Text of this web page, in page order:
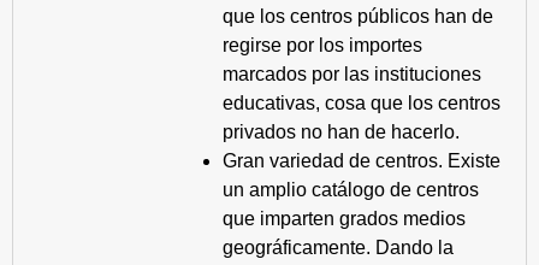
que los centros públicos han de
regirse por los importes
marcados por las instituciones
educativas, cosa que los centros
privados no han de hacerlo.
Gran variedad de centros. Existe
un amplio catálogo de centros
que imparten grados medios
geográficamente. Dando la